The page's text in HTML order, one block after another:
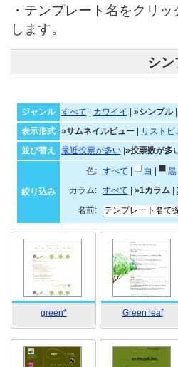
・テンプレート名をクリ
します。
シ
ジャンル すべて カワイイ »シンプル|
表示形式
»サムネイルビュー|
リストビ
並び替え
最近投票が多い| »投票数が多
絞り込み
色: すべて 白 黒|
カラム:
すべて »1カラム|
名前:
green* Green leaf